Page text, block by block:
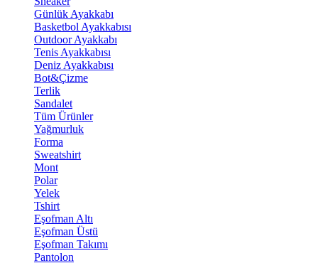
Günlük Ayakkabı
Basketbol Ayakkabısı
Outdoor Ayakkabı
Tenis Ayakkabısı
Deniz Ayakkabısı
Bot&Çizme
Terlik
Sandalet
Tüm Ürünler
Yağmurluk
Forma
Sweatshirt
Mont
Polar
Yelek
Tshirt
Eşofman Altı
Eşofman Üstü
Eşofman Takımı
Pantolon